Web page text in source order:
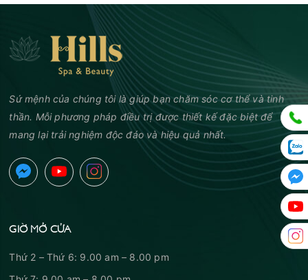
Sứ mệnh của chúng tôi là giúp bạn chăm sóc cơ thể và tinh
thần. Mỗi phương pháp điều trị được thiết kế đặc biệt để
mang lại trải nghiệm độc đáo và hiệu quả nhất.
GIỜ MỞ CỬA
Thứ 2 – Thứ 6: 9.00 am – 8.00 pm